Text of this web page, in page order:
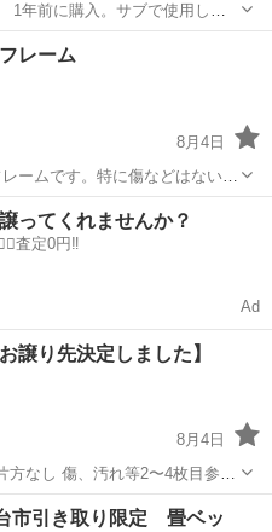
1年前に購入。サブで使用して
写真の真ん中あたりに多少の汚
レーム
8月4日
ームです。特に傷などはないで
フレーム
ってくれませんか？
査定0円‼️
Ad
譲り先決定しました】
8月4日
なし 傷、汚れ等2〜4枚目参照
の写真を開くと1枚目の状態に
市引き取り限定 畳ベッ